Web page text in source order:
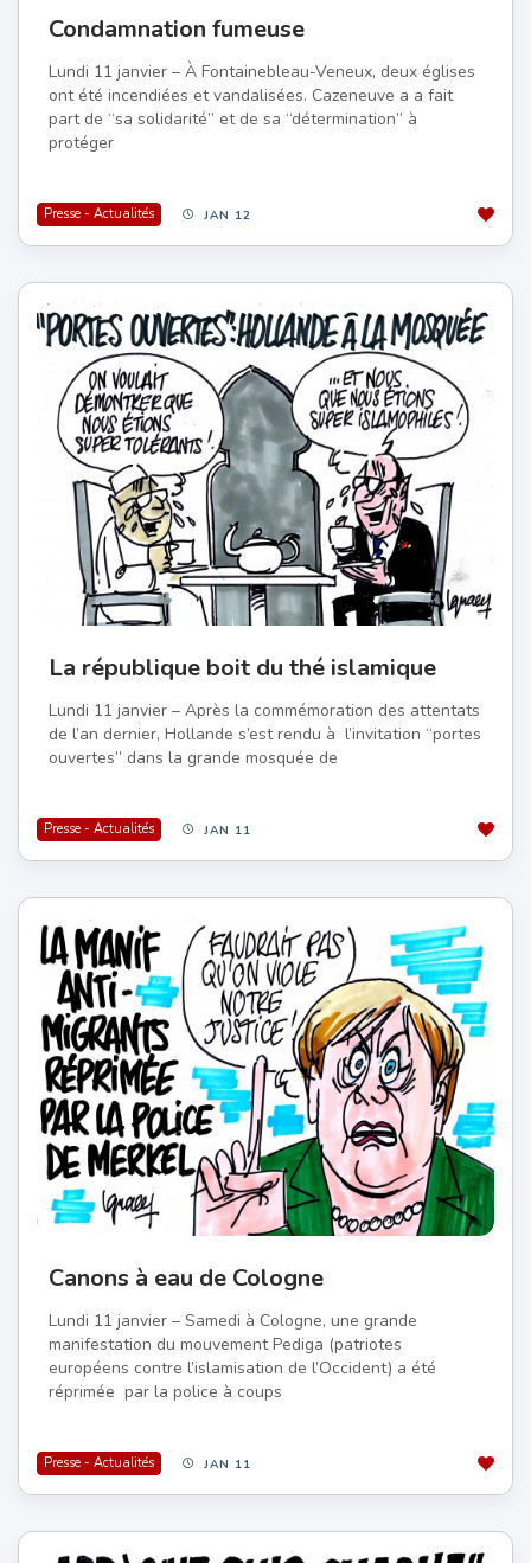
Condamnation fumeuse
Lundi 11 janvier – À Fontainebleau-Veneux, deux églises
ont été incendiées et vandalisées. Cazeneuve a a fait
part de “sa solidarité” et de sa “détermination” à
protéger
Presse - Actualités JAN 12
La république boit du thé islamique
Lundi 11 janvier – Après la commémoration des attentats
de l’an dernier, Hollande s’est rendu à l’invitation “portes
ouvertes” dans la grande mosquée de
Presse - Actualités JAN 11
Canons à eau de Cologne
Lundi 11 janvier – Samedi à Cologne, une grande
manifestation du mouvement Pediga (patriotes
européens contre l’islamisation de l’Occident) a été
réprimée par la police à coups
Presse - Actualités JAN 11